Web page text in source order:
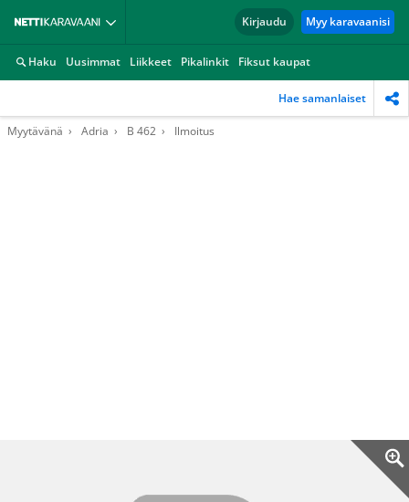
Kirjaudu Myy karavaanisi
Haku Uusimmat Liikkeet Pikalinkit Fiksut kaupat
Hae samanlaiset
Myytävänä Adria B 462 Ilmoitus